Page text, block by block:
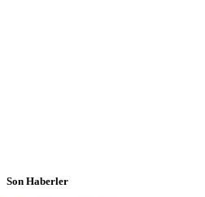
Son Haberler